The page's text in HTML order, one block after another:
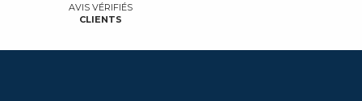
AVIS VÉRIFIÉS
CLIENTS